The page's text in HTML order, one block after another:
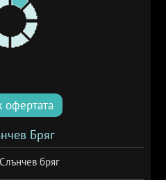
офертата
Бряг
бряг